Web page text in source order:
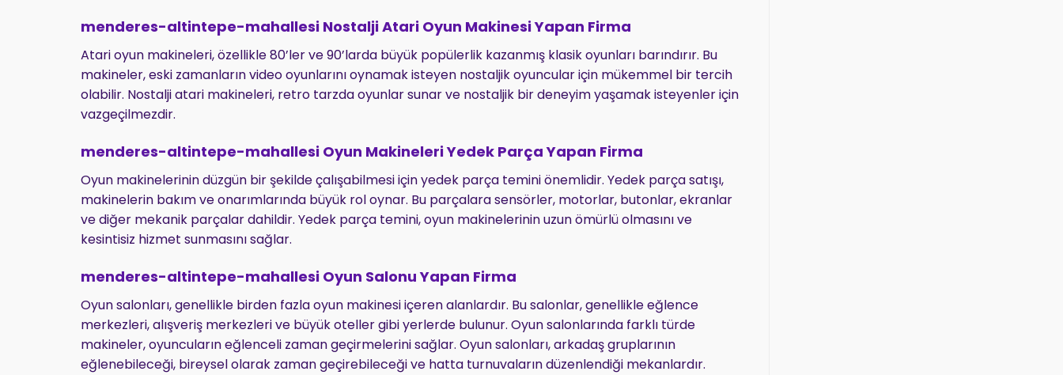
menderes-altintepe-mahallesi Nostalji Atari Oyun Makinesi Yapan Firma
Atari oyun makineleri, özellikle 80’ler ve 90’larda büyük popülerlik kazanmış klasik oyunları barındırır. Bu
makineler, eski zamanların video oyunlarını oynamak isteyen nostaljik oyuncular için mükemmel bir tercih
olabilir. Nostalji atari makineleri, retro tarzda oyunlar sunar ve nostaljik bir deneyim yaşamak isteyenler için
vazgeçilmezdir.
menderes-altintepe-mahallesi Oyun Makineleri Yedek Parça Yapan Firma
Oyun makinelerinin düzgün bir şekilde çalışabilmesi için yedek parça temini önemlidir. Yedek parça satışı,
makinelerin bakım ve onarımlarında büyük rol oynar. Bu parçalara sensörler, motorlar, butonlar, ekranlar
ve diğer mekanik parçalar dahildir. Yedek parça temini, oyun makinelerinin uzun ömürlü olmasını ve
kesintisiz hizmet sunmasını sağlar.
menderes-altintepe-mahallesi Oyun Salonu Yapan Firma
Oyun salonları, genellikle birden fazla oyun makinesi içeren alanlardır. Bu salonlar, genellikle eğlence
merkezleri, alışveriş merkezleri ve büyük oteller gibi yerlerde bulunur. Oyun salonlarında farklı türde
makineler, oyuncuların eğlenceli zaman geçirmelerini sağlar. Oyun salonları, arkadaş gruplarının
eğlenebileceği, bireysel olarak zaman geçirebileceği ve hatta turnuvaların düzenlendiği mekanlardır.